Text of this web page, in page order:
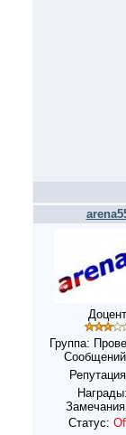
Доцент
Группа:
Награды:
Статус: